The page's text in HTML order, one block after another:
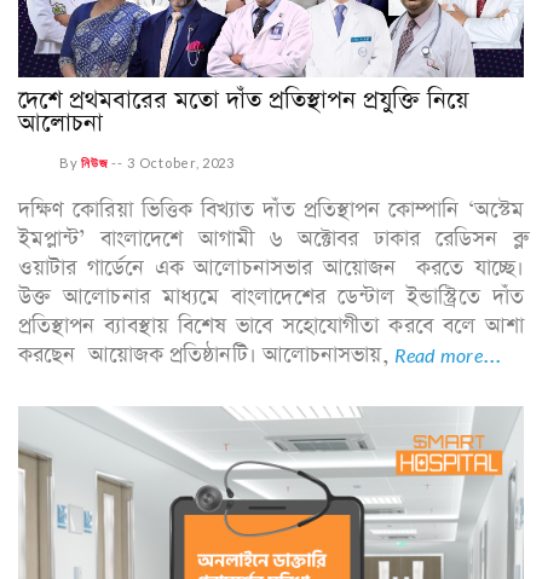
দেশে প্রথমবারের মতো দাঁত প্রতিস্থাপন প্রযুক্তি নিয়ে
আলোচনা
Byনিউজ -- 3 October, 2023
দক্ষিণ কোরিয়া ভিত্তিক বিখ্যাত দাঁত প্রতিস্থাপন কোম্পানি ‘অস্টেম
ইমপ্লান্ট’ বাংলাদেশে আগামী ৬ অক্টোবর ঢাকার রেডিসন ব্লু
ওয়াটার গার্ডেনে এক আলোচনাসভার আয়োজন করতে যাচ্ছে।
উক্ত আলোচনার মাধ্যমে বাংলাদেশের ডেন্টাল ইন্ডাস্ট্রিতে দাঁত
প্রতিস্থাপন ব্যাবস্থায় বিশেষ ভাবে সহোযোগীতা করবে বলে আশা
করছেন আয়োজক প্রতিষ্ঠানটি। আলোচনাসভায়, Read more...